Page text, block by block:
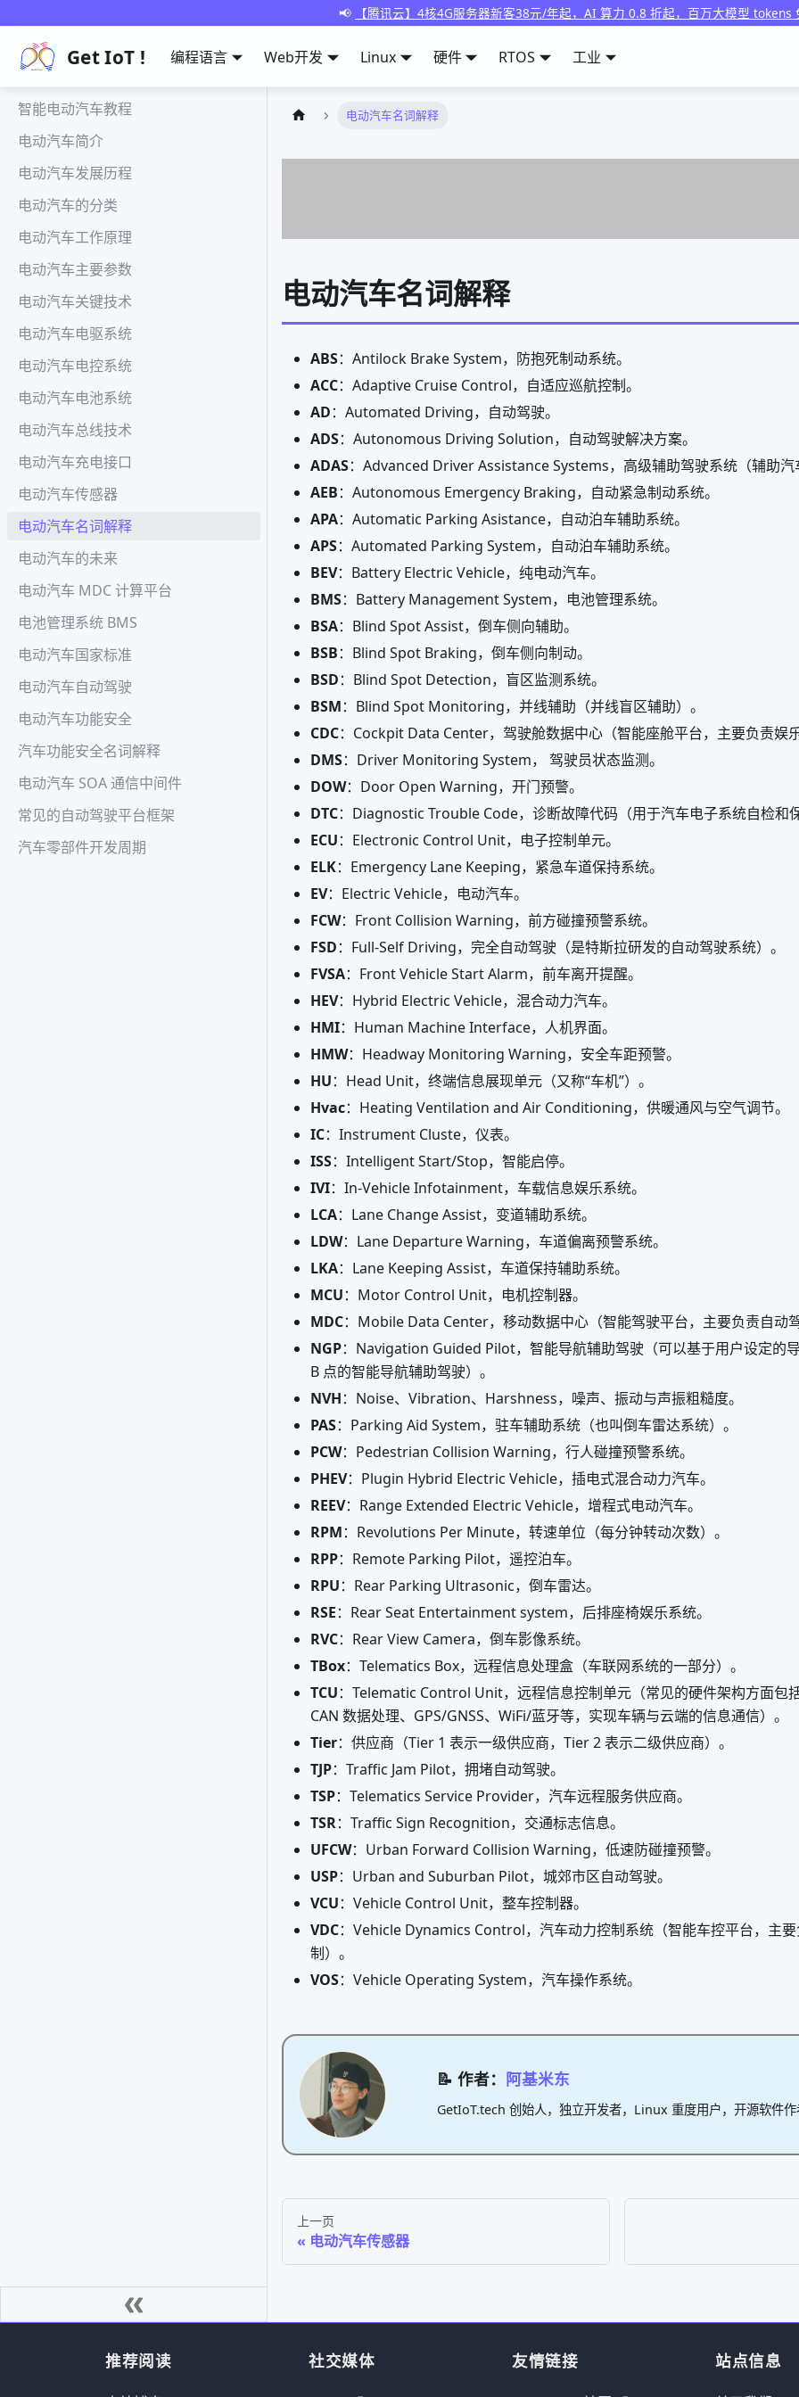
📢 【腾讯云】4核4G服务器新客38元/年起，AI 算力 0.8 折起，百万大模型 tokens
Get IoT ! 编程语言 Web开发 Linux 硬件 RTOS 工业
智能电动汽车教程
电动汽车简介
电动汽车发展历程
电动汽车的分类
电动汽车工作原理
电动汽车主要参数
电动汽车关键技术
电动汽车电驱系统
电动汽车电控系统
电动汽车电池系统
电动汽车总线技术
电动汽车充电接口
电动汽车传感器
电动汽车名词解释
电动汽车的未来
电动汽车 MDC 计算平台
电池管理系统 BMS
电动汽车国家标准
电动汽车自动驾驶
电动汽车功能安全
汽车功能安全名词解释
电动汽车 SOA 通信中间件
常见的自动驾驶平台框架
汽车零部件开发周期
电动汽车名词解释
电动汽车名词解释
ABS：Antilock Brake System，防抱死制动系统。
ACC：Adaptive Cruise Control，自适应巡航控制。
AD：Automated Driving，自动驾驶。
ADS：Autonomous Driving Solution，自动驾驶解决方案。
ADAS：Advanced Driver Assistance Systems，高级辅助驾驶系统（辅助汽
AEB：Autonomous Emergency Braking，自动紧急制动系统。
APA：Automatic Parking Asistance，自动泊车辅助系统。
APS：Automated Parking System，自动泊车辅助系统。
BEV：Battery Electric Vehicle，纯电动汽车。
BMS：Battery Management System，电池管理系统。
BSA：Blind Spot Assist，倒车侧向辅助。
BSB：Blind Spot Braking，倒车侧向制动。
BSD：Blind Spot Detection，盲区监测系统。
BSM：Blind Spot Monitoring，并线辅助（并线盲区辅助）。
CDC：Cockpit Data Center，驾驶舱数据中心（智能座舱平台，主要负责娱
DMS：Driver Monitoring System， 驾驶员状态监测。
DOW：Door Open Warning，开门预警。
DTC：Diagnostic Trouble Code，诊断故障代码（用于汽车电子系统自检和
ECU：Electronic Control Unit，电子控制单元。
ELK：Emergency Lane Keeping，紧急车道保持系统。
EV：Electric Vehicle，电动汽车。
FCW：Front Collision Warning，前方碰撞预警系统。
FSD：Full-Self Driving，完全自动驾驶（是特斯拉研发的自动驾驶系统）。
FVSA：Front Vehicle Start Alarm，前车离开提醒。
HEV：Hybrid Electric Vehicle，混合动力汽车。
HMI：Human Machine Interface，人机界面。
HMW：Headway Monitoring Warning，安全车距预警。
HU：Head Unit，终端信息展现单元（又称“车机”）。
Hvac：Heating Ventilation and Air Conditioning，供暖通风与空气调节。
IC：Instrument Cluste，仪表。
ISS：Intelligent Start/Stop，智能启停。
IVI：In-Vehicle Infotainment，车载信息娱乐系统。
LCA：Lane Change Assist，变道辅助系统。
LDW：Lane Departure Warning，车道偏离预警系统。
LKA：Lane Keeping Assist，车道保持辅助系统。
MCU：Motor Control Unit，电机控制器。
MDC：Mobile Data Center，移动数据中心（智能驾驶平台，主要负责自动
NGP：Navigation Guided Pilot，智能导航辅助驾驶（可以基于用户设定的
B 点的智能导航辅助驾驶）。
NVH：Noise、Vibration、Harshness，噪声、振动与声振粗糙度。
PAS：Parking Aid System，驻车辅助系统（也叫倒车雷达系统）。
PCW：Pedestrian Collision Warning，行人碰撞预警系统。
PHEV：Plugin Hybrid Electric Vehicle，插电式混合动力汽车。
REEV：Range Extended Electric Vehicle，增程式电动汽车。
RPM：Revolutions Per Minute，转速单位（每分钟转动次数）。
RPP：Remote Parking Pilot，遥控泊车。
RPU：Rear Parking Ultrasonic，倒车雷达。
RSE：Rear Seat Entertainment system，后排座椅娱乐系统。
RVC：Rear View Camera，倒车影像系统。
TBox：Telematics Box，远程信息处理盒（车联网系统的一部分）。
TCU：Telematic Control Unit，远程信息控制单元（常见的硬件架构方面包
CAN 数据处理、GPS/GNSS、WiFi/蓝牙等，实现车辆与云端的信息通信）。
Tier：供应商（Tier 1 表示一级供应商，Tier 2 表示二级供应商）。
TJP：Traffic Jam Pilot，拥堵自动驾驶。
TSP：Telematics Service Provider，汽车远程服务供应商。
TSR：Traffic Sign Recognition，交通标志信息。
UFCW：Urban Forward Collision Warning，低速防碰撞预警。
USP：Urban and Suburban Pilot，城郊市区自动驾驶。
VCU：Vehicle Control Unit，整车控制器。
VDC：Vehicle Dynamics Control，汽车动力控制系统（智能车控平台，主
制）。
VOS：Vehicle Operating System，汽车操作系统。
📝 作者： 阿基米东
GetIoT.tech 创始人，独立开发者，Linux 重度用户，开源软件作
上一页
电动汽车传感器
推荐阅读 社交媒体 友情链接 站点信息